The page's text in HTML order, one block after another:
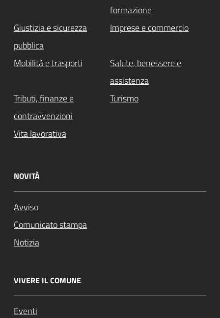
formazione
Giustizia e sicurezza
pubblica
Imprese e commercio
Mobilità e trasporti
Salute, benessere e
assistenza
Tributi, finanze e
contravvenzioni
Turismo
Vita lavorativa
NOVITÀ
Avviso
Comunicato stampa
Notizia
VIVERE IL COMUNE
Eventi